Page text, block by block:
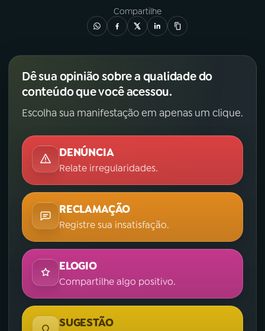
Compartilhe
Dê sua opinião sobre a qualidade do
conteúdo que você acessou.
Escolha sua manifestação em apenas um clique.
DENÚNCIA
Relate irregularidades.
RECLAMAÇÃO
Registre sua insatisfação.
ELOGIO
Compartilhe algo positivo.
SUGESTÃO